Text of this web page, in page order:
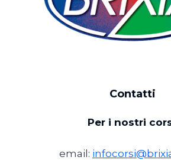
Contatti
Per i nostri
email: